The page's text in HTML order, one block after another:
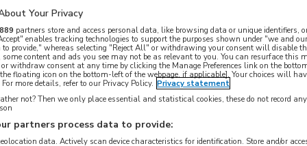
Your Privacy
889 partners store and access personal data, like browsing data or unique identifiers,
enables tracking technologies to support the purposes shown under "we and
to provide," whereas selecting "Reject All" or withdrawing your consent will disable
some content and ads you see may not be as relevant to you. You can resurface this
or withdraw consent at any time by clicking the Manage Preferences link on the
floating icon on the bottom-left of the webpage, if applicable]. Your choices will
more details, refer to our Privacy Policy. Privacy statement
not? Then we only place essential and statistical cookies, these do not record
partners process data to provide:
data. Actively scan device characteristics for identification. Store and/or